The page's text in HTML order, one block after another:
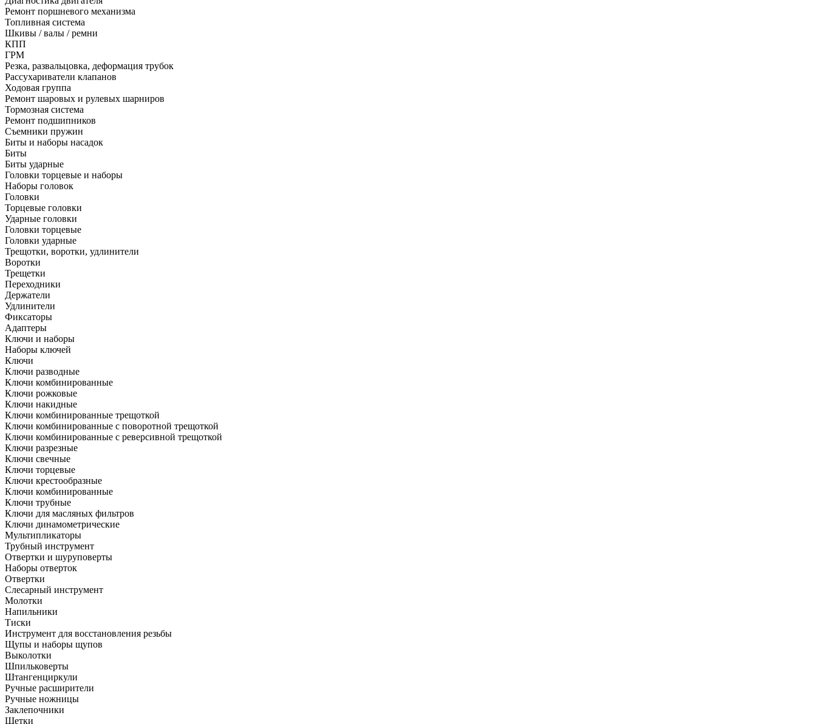
Ремонт поршневого механизма
Топливная система
Шкивы / валы / ремни
КПП
ГРМ
Резка, развальцовка, деформация трубок
Рассухариватели клапанов
Ходовая группа
Ремонт шаровых и рулевых шарниров
Тормозная система
Ремонт подшипников
Съемники пружин
Биты и наборы насадок
Биты
Биты ударные
Головки торцевые и наборы
Наборы головок
Головки
Торцевые головки
Ударные головки
Головки торцевые
Головки ударные
Трещотки, воротки, удлинители
Воротки
Трещетки
Переходники
Держатели
Удлинители
Фиксаторы
Адаптеры
Ключи и наборы
Наборы ключей
Ключи
Ключи разводные
Ключи комбинированные
Ключи рожковые
Ключи накидные
Ключи комбинированные трещоткой
Ключи комбинированные с поворотной трещоткой
Ключи комбинированные с реверсивной трещоткой
Ключи разрезные
Ключи свечные
Ключи торцевые
Ключи крестообразные
Ключи комбинированные
Ключи трубные
Ключи для масляных фильтров
Ключи динамометрические
Мультипликаторы
Трубный инструмент
Отвертки и шуруповерты
Наборы отверток
Отвертки
Слесарный инструмент
Молотки
Напильники
Тиски
Инструмент для восстановления резьбы
Щупы и наборы щупов
Выколотки
Шпильковерты
Штангенциркули
Ручные расширители
Ручные ножницы
Заклепочники
Щетки